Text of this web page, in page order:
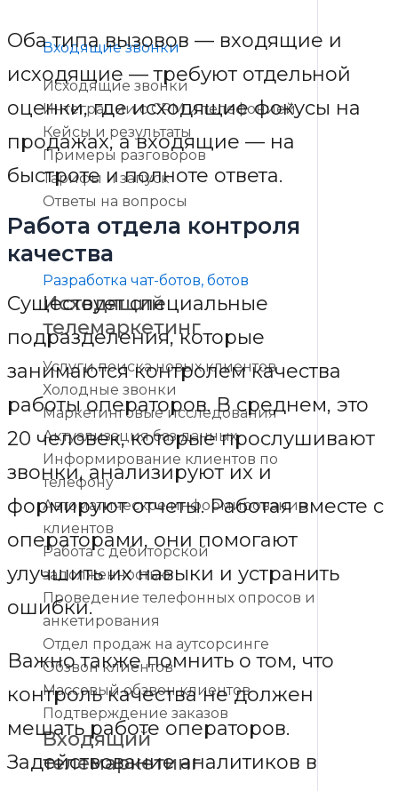
Входящие звонки
Исходящие звонки
Интеграции с CRM и телефонией
Кейсы и результаты
Примеры разговоров
Тарифы и запуск
Ответы на вопросы
Разработка чат-ботов, ботов
Исходящий
телемаркетинг
Услуги поиска новых клиентов
Холодные звонки
Маркетинговые исследования
Актуализация баз данных
Информирование клиентов по
телефону
Автоматическое информирование
клиентов
Работа с дебиторской
задолженностью
Проведение телефонных опросов и
анкетирования
Отдел продаж на аутсорсинге
Обзвон клиентов
Массовый обзвон клиентов
Подтверждение заказов
Входящий
телемаркетинг
Оба типа вызовов — входящие и
исходящие — требуют отдельной
оценки, где исходящие фокусы на
продажах, а входящие — на
быстроте и полноте ответа.
Работа отдела контроля
качества
Существует специальные
подразделения, которые
занимаются контролем качества
работы операторов. В среднем, это
20 человек, которые прослушивают
звонки, анализируют их и
формируют отчеты. Работая вместе с
операторами, они помогают
улучшить их навыки и устранить
ошибки.
Важно также помнить о том, что
контроль качества не должен
мешать работе операторов.
Задействование аналитиков в